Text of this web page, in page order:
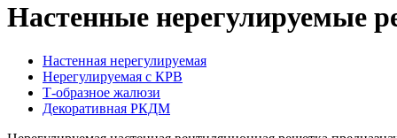
Настенные нерегулируемые
Настенная нерегулируемая
Нерегулируемая с КРВ
Т-образное жалюзи
Декоративная РКДМ